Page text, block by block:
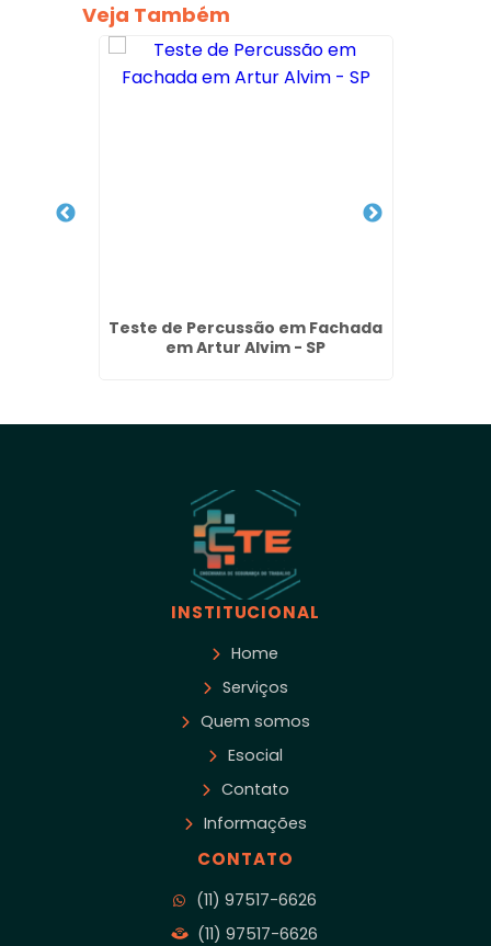
Veja Também
Teste de Percussão em Fachada
em Artur Alvim - SP
INSTITUCIONAL
Home
Serviços
Quem somos
Esocial
Contato
Informações
CONTATO
(11) 97517-6626
(11) 97517-6626